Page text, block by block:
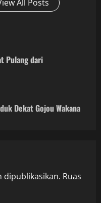
All Posts
Pulang dari
Dekat Gojou Wakana
dipublikasikan. Ruas